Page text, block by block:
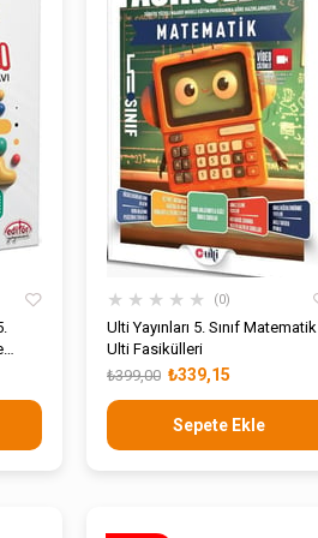
★ ★ ★ ★ ★ 0
Ulti Yayınları 5. Sınıf Matematik
Ulti Fasikülleri
₺339,15
₺399,00
Sepete Ekle